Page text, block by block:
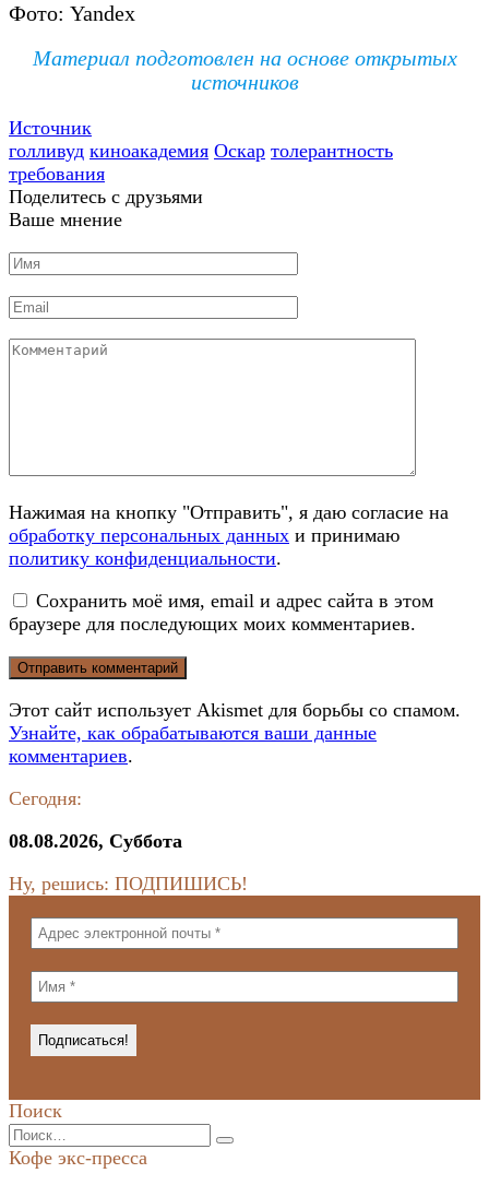
Фото: Yandex
Материал подготовлен на основе открытых
источников
Источник
голливуд киноакадемия Оскар толерантность
требования
Поделитесь с друзьями
Ваше мнение
Имя
Email
Комментарий
Нажимая на кнопку "Отправить", я даю согласие на
обработку персональных данных и принимаю
политику конфиденциальности.
Сохранить моё имя, email и адрес сайта в этом
браузере для последующих моих комментариев.
Этот сайт использует Akismet для борьбы со спамом.
Узнайте, как обрабатываются ваши данные
комментариев.
Сегодня:
08.08.2026, Суббота
Ну, решись: ПОДПИШИСЬ!
Поиск
Search
for:
Кофе экс-пресса